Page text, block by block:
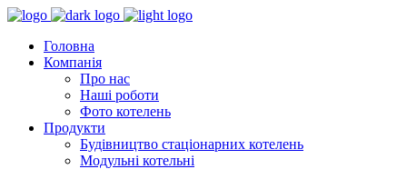
Головна
Компанія
Про нас
Наші роботи
Фото котелень
Продукти
Будівництво стаціонарних котелень
Модульні котельні